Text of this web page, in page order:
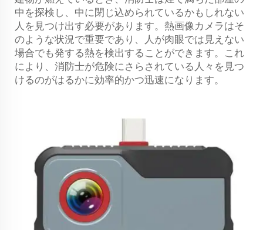
中を探検し、中に閉じ込められているかもしれない
人を見つけ出す必要があります。熱画像カメラはそ
のような状況で重要であり、人が肉眼では見えない
場合でも発する熱を検出することができます。これ
により、消防士が危険にさらされている人々を見つ
けるのがはるかに効率的かつ迅速になります。